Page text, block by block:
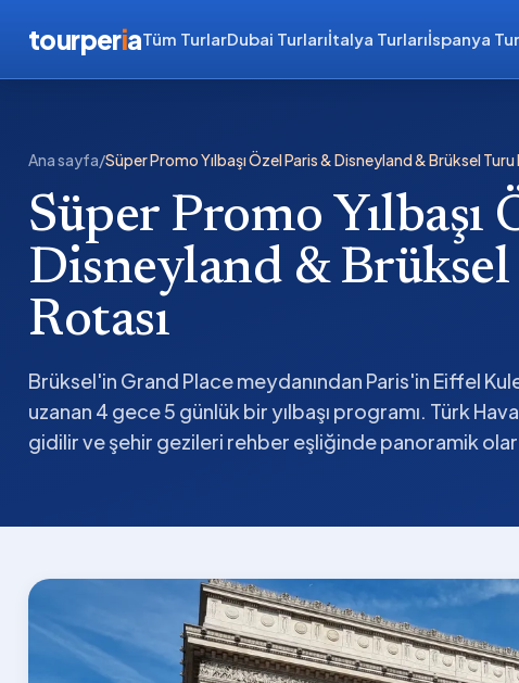
tourperiaTüm TurlarDubai Turlarıİtalya Turlarıİspanya
Ana sayfa/Süper Promo Yılbaşı Özel Paris & Disneyland & Brüksel Turu
Süper Promo Yılbaşı
Disneyland &
Rotası
Brüksel'in Grand Place meydanından Paris'in Eiffel
uzanan 4 gece 5 günlük bir yılbaşı programı. Türk
gidilir ve şehir gezileri rehber eşliğinde panoramik